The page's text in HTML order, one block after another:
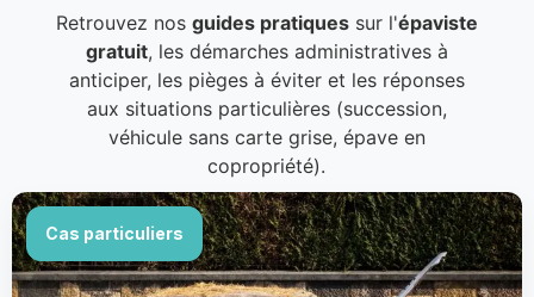
Retrouvez nos guides pratiquessur l'épaviste
gratuit, les démarches administratives à
anticiper, les pièges à éviter et les réponses
aux situations particulières (succession,
véhicule sans carte grise, épave en
copropriété).
Cas particuliers